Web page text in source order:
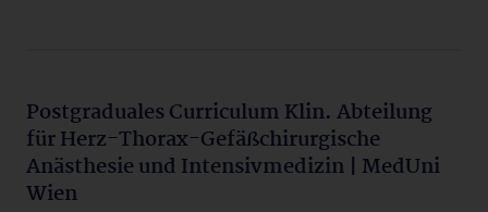
Postgraduales Curriculum Klin. Abteilung
für Herz-Thorax-Gefäßchirurgische
Anästhesie und Intensivmedizin | MedUni
Wien